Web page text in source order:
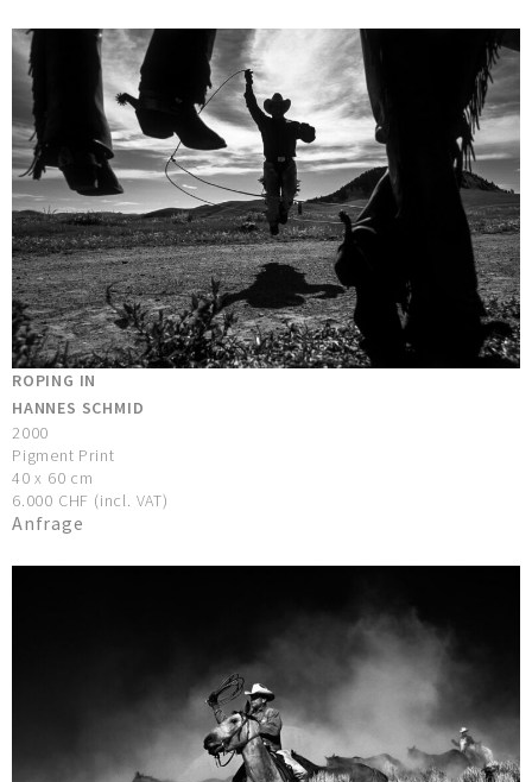
ROPING IN
HANNES SCHMID
2000
Pigment Print
40 x 60 cm
6.000 CHF (incl. VAT)
Anfrage